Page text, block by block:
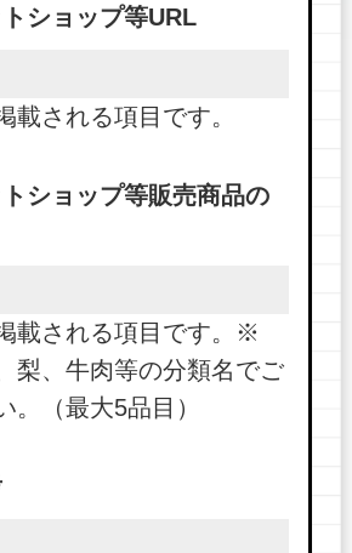
ショップ等URL
載される項目です。
ショップ等販売商品の
載される項目です。※
梨、牛肉等の分類名でご
。（最大5品目）